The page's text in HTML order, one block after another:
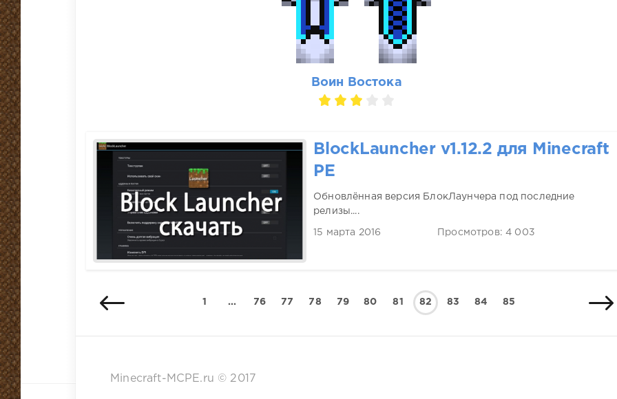
Воин Востока
BlockLauncher v1.12.2 для Minecraft
PE
Обновлённая версия БлокЛаунчера под последние
релизы....
15 марта 2016 Просмотров: 4 003
1 ... 76 77 78 79 80 81 82 83 84 85
Minecraft-MCPE.ru © 2017